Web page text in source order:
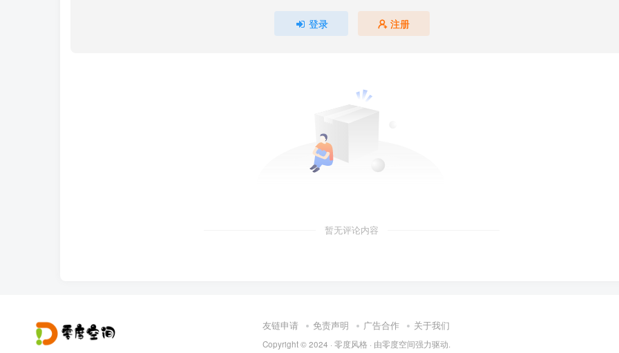
登录 注册
暂无评论内容
友链申请 免责声明 广告合作 关于我们
Copyright © 2024 · 零度风格 · 由零度空间强力驱动.